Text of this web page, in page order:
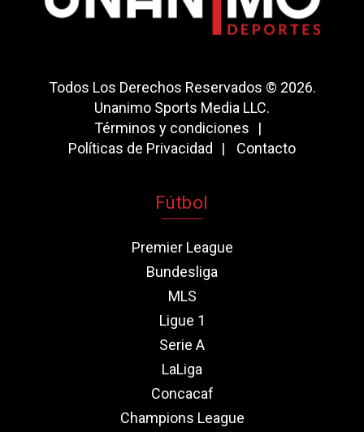
Todos Los Derechos Reservados © 2026.
Unanimo Sports Media LLC.
Términos y condiciones
Políticas de Privacidad
Contacto
Fútbol
Premier League
Bundesliga
MLS
Ligue 1
Serie A
LaLiga
Concacaf
Champions League